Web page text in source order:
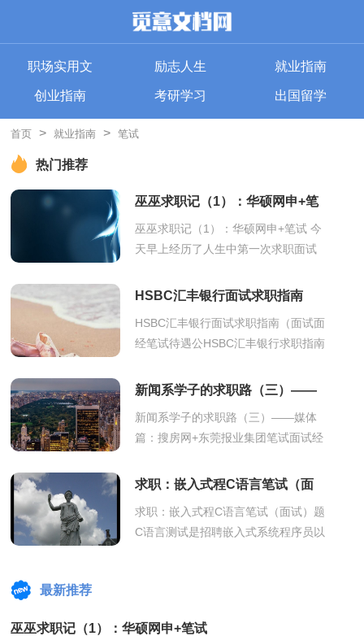
职场实用文 励志人生 就业指南
创业指南 考研学习 出国留学
首页 > 就业指南 > 笔试
热门推荐
巫巫求职记（1）：华硕网申+笔
试
巫巫求职记（1）：华硕网申+笔试 今
天早上经历了人生中第一次求职面试
么，等我再慢慢写个前传来说明） 话
HSBC汇丰银行面试求职指南
（面试面经笔试待遇公
HSBC汇丰银行面试求职指南（面试面
经笔试待遇公HSBC汇丰银行求职指南
聘流程 2汇丰银行面经：面试程序 问
新闻系学子的求职路（三）——
媒体篇：搜房网+东莞报业集团笔
试面试经历
新闻系学子的求职路（三）——媒体
篇：搜房网+东莞报业集团笔试面试经
个跟媒体沾边的工作。 搜房网在招聘
求职：嵌入式程C语言笔试（面
试）题
求职：嵌入式程C语言笔试（面试）题
C语言测试是招聘嵌入式系统程序员以
最新推荐
巫巫求职记（1）：华硕网申+笔试